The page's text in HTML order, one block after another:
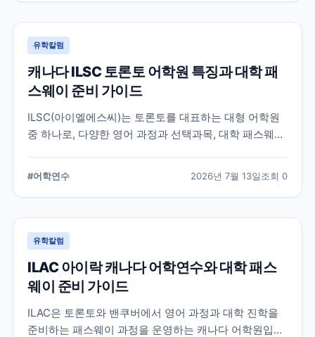
유학칼럼
캐나다 ILSC 토론토 어학원 특징과 대학 패
스웨이 준비 가이드
ILSC(아이엘에스씨)는 토론토를 대표하는 대형 어학원
중 하나로, 다양한 영어 과정과 선택과목, 대학 패스웨이
해야 할 주요 특징과 준비 사항을 정리했습니다.
#어학연수 2026년 7월 13일조회 0
유학칼럼
ILAC 아이락 캐나다 어학연수와 대학 패스
웨이 준비 가이드
ILAC은 토론토와 밴쿠버에서 영어 과정과 대학 진학을
준비하는 패스웨이 과정을 운영하는 캐나다 어학원입니